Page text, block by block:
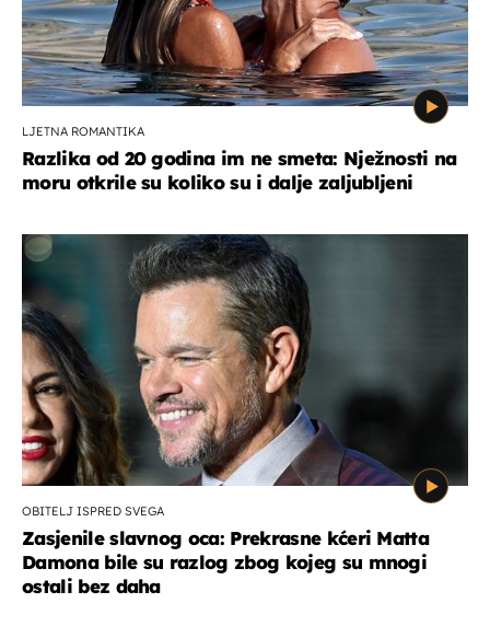
LJETNA ROMANTIKA
Razlika od 20 godina im ne smeta: Nježnosti na
moru otkrile su koliko su i dalje zaljubljeni
OBITELJ ISPRED SVEGA
Zasjenile slavnog oca: Prekrasne kćeri Matta
Damona bile su razlog zbog kojeg su mnogi
ostali bez daha